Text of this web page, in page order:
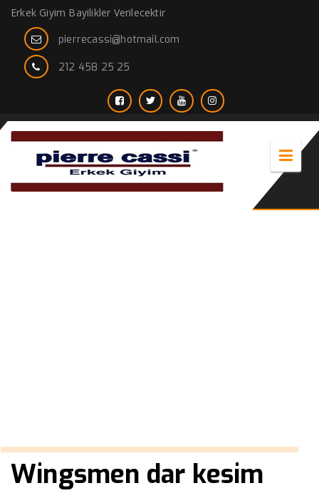
Erkek Giyim Bayilikler Verilecektir
pierrecassi@hotmail.com
212 458 25 25
Wingsmen dar kesim